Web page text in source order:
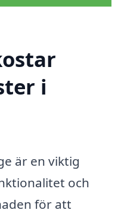
i
är en viktig
och
för att